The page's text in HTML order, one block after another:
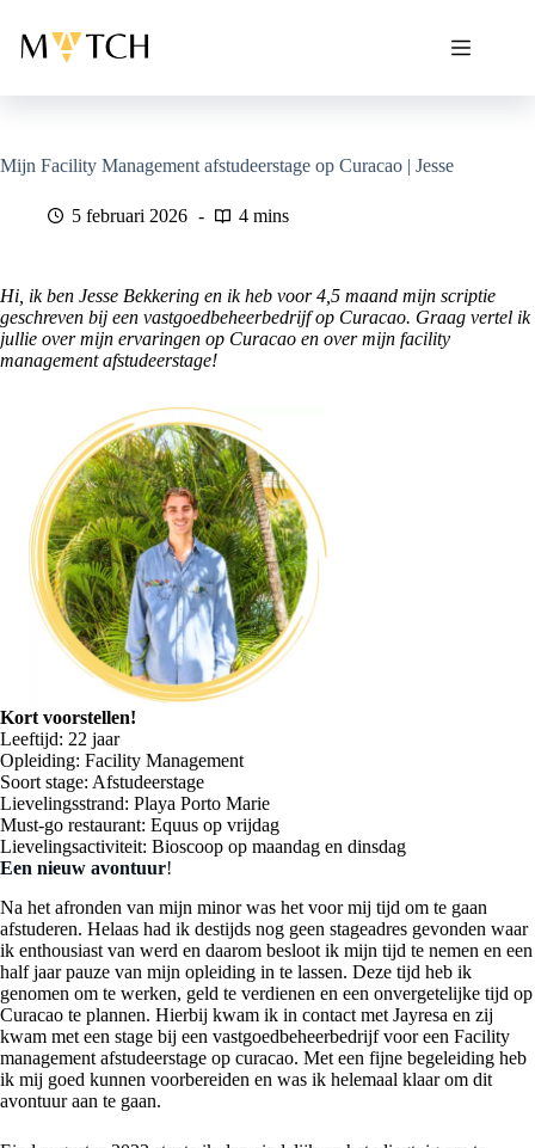
naar
Mijn Facility Management afstudeerstage op Curacao | Jesse
5 februari 2026 4 mins
Hi, ik ben Jesse Bekkering en ik heb voor 4,5 maand mijn scriptie
geschreven bij een vastgoedbeheerbedrijf op Curacao. Graag vertel ik
jullie over mijn ervaringen op Curacao en over mijn facility
management afstudeerstage!
Kort voorstellen!
Leeftijd: 22 jaar
Opleiding: Facility Management
Soort stage: Afstudeerstage
Lievelingsstrand: Playa Porto Marie
Must-go restaurant: Equus op vrijdag
Lievelingsactiviteit: Bioscoop op maandag en dinsdag
Een nieuw avontuur!
Na het afronden van mijn minor was het voor mij tijd om te gaan
afstuderen. Helaas had ik destijds nog geen stageadres gevonden waar
ik enthousiast van werd en daarom besloot ik mijn tijd te nemen en een
half jaar pauze van mijn opleiding in te lassen. Deze tijd heb ik
genomen om te werken, geld te verdienen en een onvergetelijke tijd op
Curacao te plannen. Hierbij kwam ik in contact met Jayresa en zij
kwam met een stage bij een vastgoedbeheerbedrijf voor een Facility
management afstudeerstage op curacao. Met een fijne begeleiding heb
ik mij goed kunnen voorbereiden en was ik helemaal klaar om dit
avontuur aan te gaan.